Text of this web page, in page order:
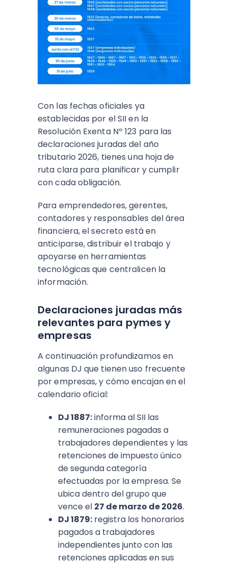
Con las fechas oficiales ya
establecidas por el SII en la
Resolución Exenta Nº 123 para las
declaraciones juradas del año
tributario 2026, tienes una hoja de
ruta clara para planificar y cumplir
con cada obligación.
Para emprendedores, gerentes,
contadores y responsables del área
financiera, el secreto está en
anticiparse, distribuir el trabajo y
apoyarse en herramientas
tecnológicas que centralicen la
información.
Declaraciones juradas más
relevantes para pymes y
empresas
A continuación profundizamos en
algunas DJ que tienen uso frecuente
por empresas, y cómo encajan en el
calendario oficial:
DJ 1887:informa al SII las
remuneraciones pagadas a
trabajadores dependientes y las
retenciones de impuesto único
de segunda categoría
efectuadas por la empresa. Se
ubica dentro del grupo que
vence el 27 de marzo de 2026.
DJ 1879: registra los honorarios
pagados a trabajadores
independientes junto con las
retenciones aplicadas en sus